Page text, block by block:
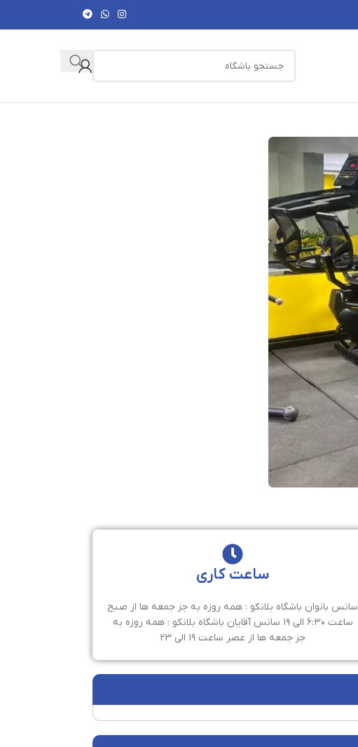
ساعت کاری
سانس بانوان باشگاه بلانکو : همه روزه به جز جمعه ها از صبح
ساعت ۶:۳۰ الی ۱۹ سانس آقایان باشگاه بلانکو : همه روزه به
جز جمعه ها از عصر ساعت ۱۹ الی ۲۳